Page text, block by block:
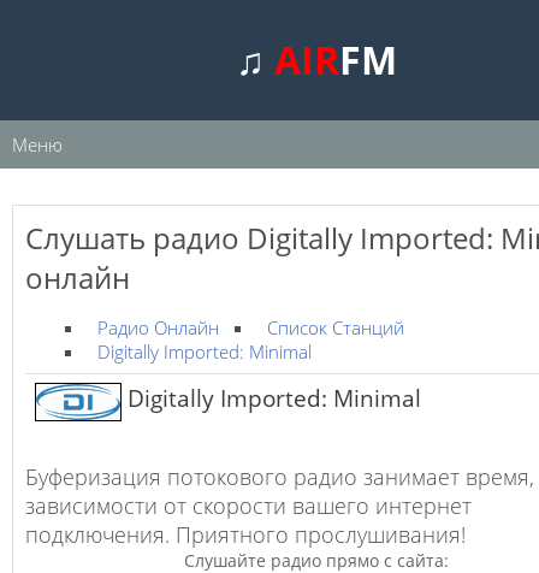
♫AIRFM
Меню
Слушать радио Digitally Imported:
онлайн
Радио Онлайн
Список Станций
Digitally Imported: Minimal
Digitally Imported: Minimal
Буферизация потокового радио занимает время,
зависимости от скорости вашего интернет
подключения. Приятного прослушивания!
Слушайте радио прямо с сайта: